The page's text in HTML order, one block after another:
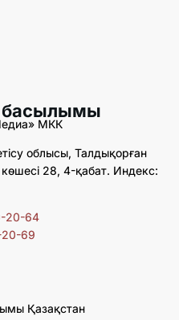
басылымы
МКК
облысы, Талдықорған
28, 4-қабат. Индекс:
20-64
69
Қазақстан